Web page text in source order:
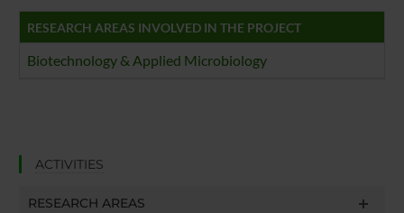
RESEARCH AREAS INVOLVED IN THE PROJECT
Biotechnology & Applied Microbiology
ACTIVITIES
RESEARCH AREAS